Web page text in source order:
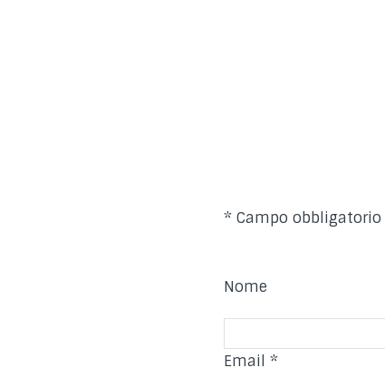
* Campo obbligatorio
Nome
Email*